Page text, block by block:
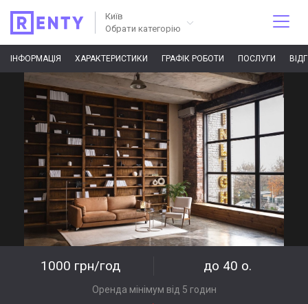
Київ
Обрати категорію
ІНФОРМАЦІЯ ХАРАКТЕРИСТИКИ ГРАФІК РОБОТИ ПОСЛУГИ
1000 грн/год до 40 о.
Оренда мінімум від 5 годин